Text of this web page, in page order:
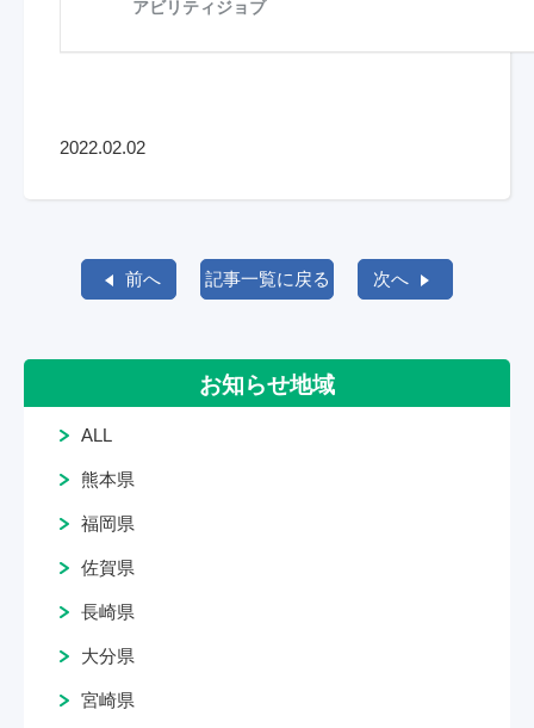
2022.02.02
前へ 記事一覧に戻る 次へ
お知らせ地域
ALL
熊本県
福岡県
佐賀県
長崎県
大分県
宮崎県